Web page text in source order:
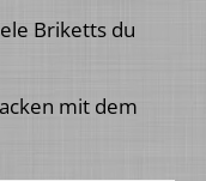
Briketts du
mit dem